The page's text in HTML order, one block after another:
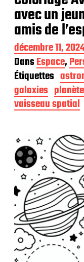
avec un
amis de
D
a
t
e
d
e
p
l
i
c
a
i
o
n
décembre 11,
DansEspace,
Étiquettes
galaxies
vaisseau spatial